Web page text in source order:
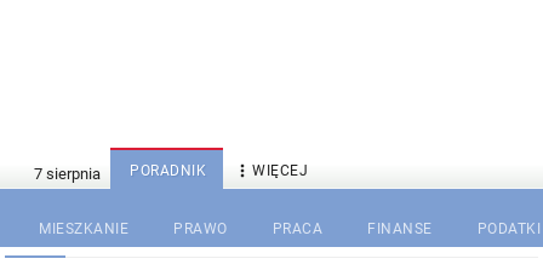
PORADNIK  WIĘCEJ
MIESZKANIE PRAWO PRACA FINANSE PODATKI